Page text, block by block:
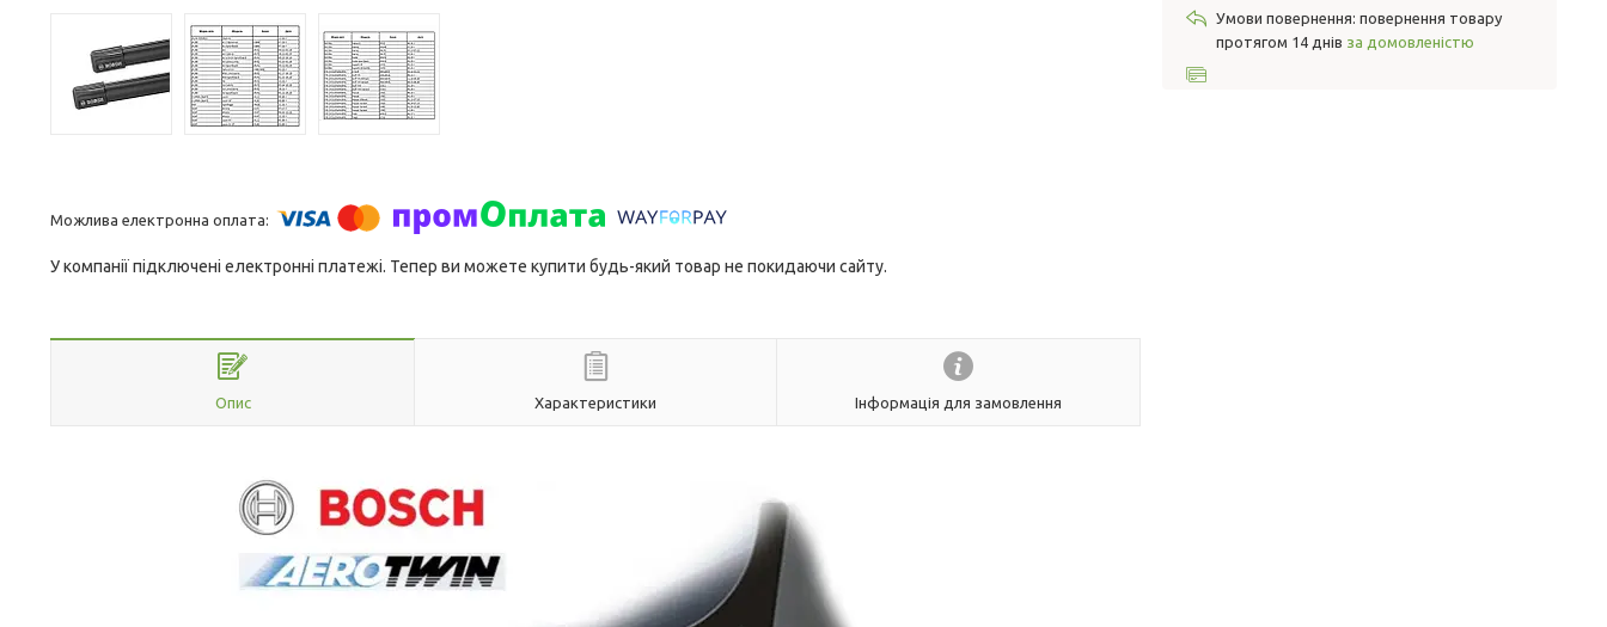
У компанії підключені електронні платежі. Тепер ви можете купити будь-який товар не покидаючи сайту.
Опис Характеристики Інформація для замовлення
повернення товару
протягом 14 днів за домовленістю